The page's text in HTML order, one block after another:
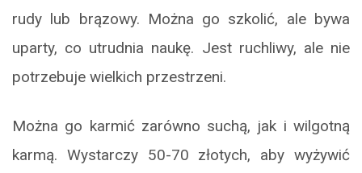
rudy lub brązowy. Można go szkolić, ale bywa
uparty, co utrudnia naukę. Jest ruchliwy, ale nie
potrzebuje wielkich przestrzeni.
Można go karmić zarówno suchą, jak i wilgotną
karmą. Wystarczy 50-70 złotych, aby wyżywić